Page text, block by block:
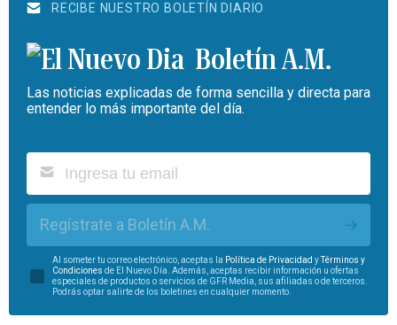
RECIBE NUESTRO BOLETÍN DIARIO
Boletín A.M.
Las noticias explicadas de forma sencilla y directa para
entender lo más importante del día.
Regístrate a Boletín A.M.
Al someter tu correo electrónico, aceptas la Política de Privacidad yTérminos y
Condiciones de El Nuevo Día. Además, aceptas recibir información u ofertas
especiales de productos o servicios de GFR Media, sus afiliadas o de terceros.
Podrás optar salirte de los boletines en cualquier momento.